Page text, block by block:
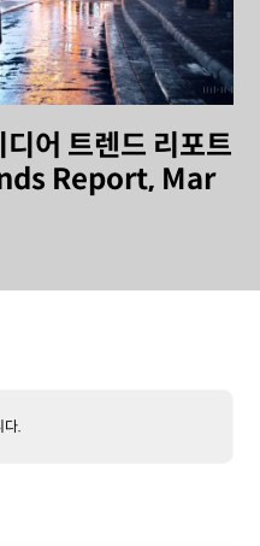
어 트렌드 리포트
Report, Mar
.